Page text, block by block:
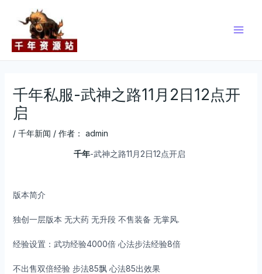
千年私服-武神之路11月2日12点开
启
/ 千年新闻 / 作者： admin
千年-武神之路11月2日12点开启
版本简介
独创一层版本 无大药 无升段 不售装备 无掌风.
经验设置：武功经验4000倍 心法步法经验8倍
不出售双倍经验 步法85飘 心法85出效果
navigation